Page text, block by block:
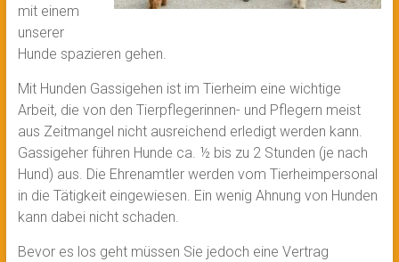
mit einem
unserer
Hunde spazieren gehen.
Mit Hunden Gassigehen ist im Tierheim eine wichtige
Arbeit, die von den Tierpflegerinnen- und Pflegern meist
aus Zeitmangel nicht ausreichend erledigt werden kann.
Gassigeher führen Hunde ca. ½ bis zu 2 Stunden (je nach
Hund) aus. Die Ehrenamtler werden vom Tierheimpersonal
in die Tätigkeit eingewiesen. Ein wenig Ahnung von Hunden
kann dabei nicht schaden.
Bevor es los geht müssen Sie jedoch eine Vertrag